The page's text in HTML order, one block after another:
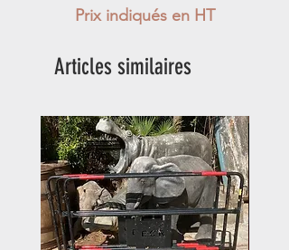
Prix indiqués en HT
Articles similaires